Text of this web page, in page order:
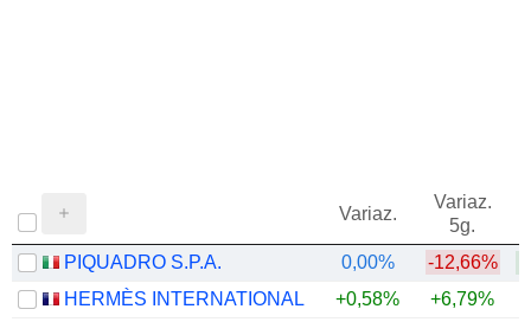
Variaz.
Variaz.
5g.
PIQUADRO S.P.A. 0,00% -12,66%
HERMÈS INTERNATIONAL
+0,58% +6,79%